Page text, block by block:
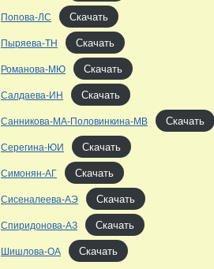
Попова-ЛС Скачать
Пыряева-ТН Скачать
Романова-МЮ Скачать
Салдаева-ИН Скачать
Санникова-МА-Половинкина-МВ Скачать
Серегина-ЮИ Скачать
Симонян-АГ Скачать
Сисеналеева-АЭ Скачать
Спиридонова-АЗ Скачать
Шишлова-ОА Скачать